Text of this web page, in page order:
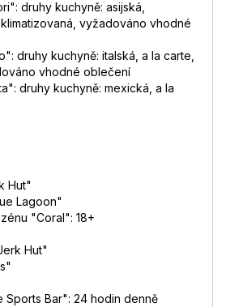
druhy kuchyně: asijská,
vyžadováno vhodné
druhy kuchyně: italská, a la carte,
vhodné oblečení
druhy kuchyně: mexická, a la
Hut"
Lagoon"
"Coral": 18+
Hut"
Sports Bar": 24 hodin denně